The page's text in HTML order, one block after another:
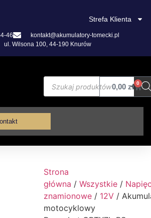
46
kontakt@akumulatory-tomecki.pl
ul. Wilsona 100, 44-190 Knurów
Strefa Klienta
0,00zł 0
Strona
główna / Wszystkie /
znamionowe / 12V /
motocyklowy